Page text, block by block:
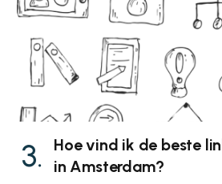
Hoe vind ik de beste
in Amsterdam?